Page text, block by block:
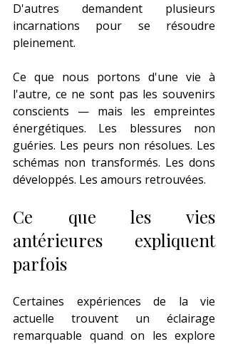
D'autres demandent plusieurs
incarnations pour se résoudre
pleinement.
Ce que nous portons d'une vie à
l'autre, ce ne sont pas les souvenirs
conscients — mais les empreintes
énergétiques. Les blessures non
guéries. Les peurs non résolues. Les
schémas non transformés. Les dons
développés. Les amours retrouvées.
Ce que les vies
antérieures expliquent
parfois
Certaines expériences de la vie
actuelle trouvent un éclairage
remarquable quand on les explore